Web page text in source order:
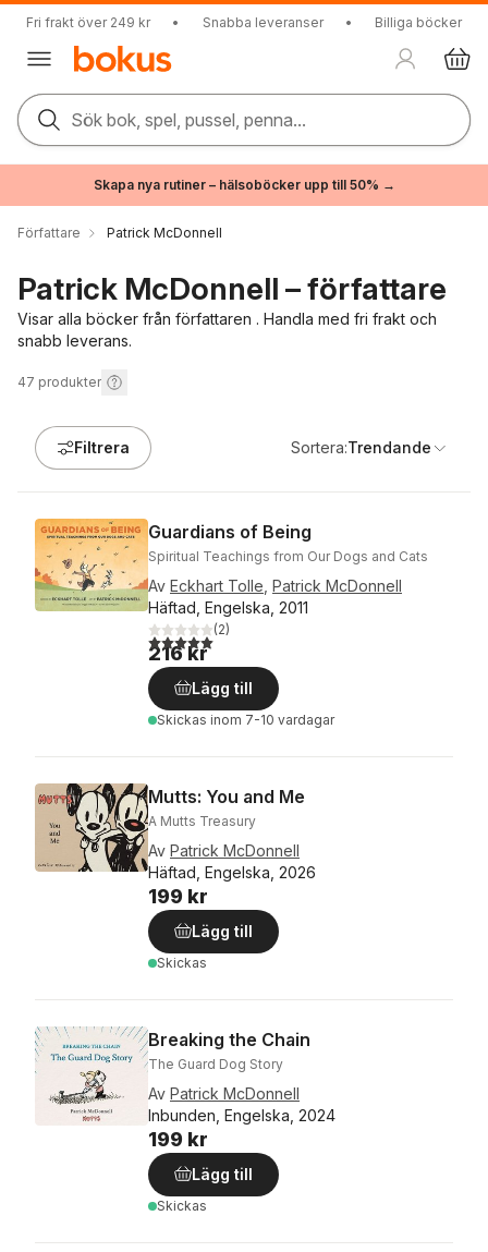
Fri frakt över 249 kr • Snabba leveranser • Billiga böcker
Sök bok, spel, pussel, penna...
Skapa nya rutiner – hälsoböcker upp till 50% →
Författare Patrick McDonnell
Patrick McDonnell – författare
Visar alla böcker från författaren . Handla med fri frakt och
snabb leverans.
47 produkter
Filtrera Sortera:Trendande
Guardians of Being
Spiritual Teachings from Our Dogs and Cats
Av Eckhart Tolle Patrick McDonnell
Häftad, Engelska, 2011
5,0utav 5 stjärnor. Totalt antal röster:
(2)
216 kr
Lägg till
Skickas inom 7-10 vardagar
Mutts: You and Me
A Mutts Treasury
Av Patrick McDonnell
Häftad, Engelska, 2026
199 kr
Lägg till
Skickas
Breaking the Chain
The Guard Dog Story
Av Patrick McDonnell
Inbunden, Engelska, 2024
199 kr
Lägg till
Skickas